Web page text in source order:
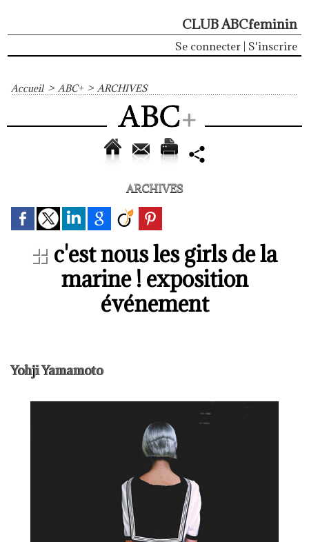
CLUB ABCfeminin
Se connecter S'inscrire
Accueil > ABC+ > ARCHIVES
ARCHIVES
c'est nous les girls de la
marine ! exposition
événement
Yohji Yamamoto